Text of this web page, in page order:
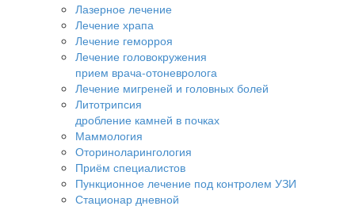
Лазерное лечение
Лечение храпа
Лечение геморроя
Лечение головокружения
прием врача-отоневролога
Лечение мигреней и головных болей
Литотрипсия
дробление камней в почках
Маммология
Оториноларингология
Приём специалистов
Пункционное лечение под контролем УЗИ
Стационар дневной